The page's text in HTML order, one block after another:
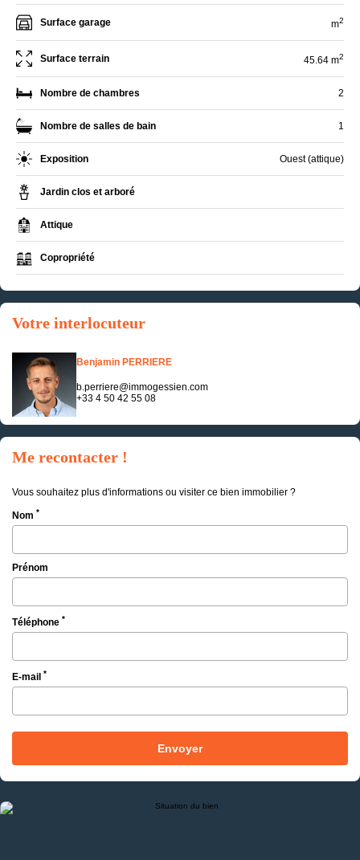
Surface garage m2
Surface terrain 45.64 m2
Nombre de chambres 2
Nombre de salles de bain 1
Exposition Ouest (attique)
Jardin clos et arboré
Attique
Copropriété
Votre interlocuteur
Benjamin PERRIERE
b.perriere@immogessien.com
+33 4 50 42 55 08
Me recontacter !
Vous souhaitez plus d'informations ou visiter ce bien immobilier ?
Nom *
Prénom
Téléphone *
E-mail *
Envoyer